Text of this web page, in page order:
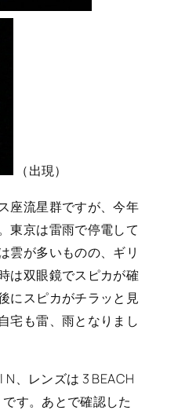
（出現）
座流星群ですが、今年
東京は雷雨で停電して
雲が多いものの、ギリ
は双眼鏡でスピカが確
にスピカがチラッと見
宅も雷、雨となりまし
、レンズは 3 BEACH
す。あとで確認した